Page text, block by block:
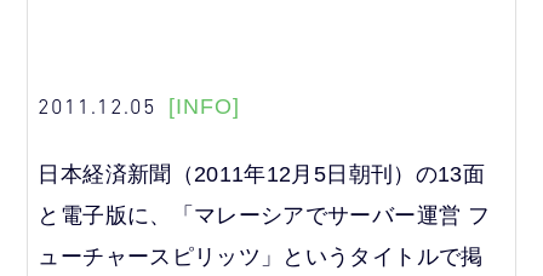
2011.12.05 [INFO]
日本経済新聞（2011年12月5日朝刊）の13面
と電子版に、「マレーシアでサーバー運営 フ
ューチャースピリッツ」というタイトルで掲